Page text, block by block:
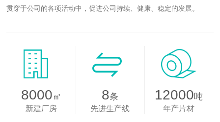
贯穿于公司的各项活动中，促进公司持续、健康、稳定的发展。
8000 ㎡
新建厂房
8条
先进生产线
12000吨
年产片材